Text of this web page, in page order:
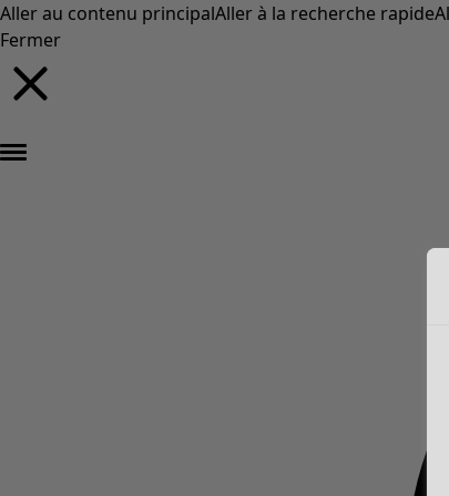
Aller au contenu principalAller à la recherche rapide
Fermer